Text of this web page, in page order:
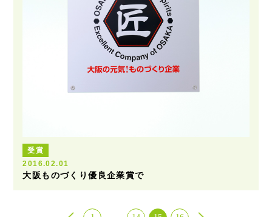
受賞
2016.02.01
大阪ものづくり優良企業賞で